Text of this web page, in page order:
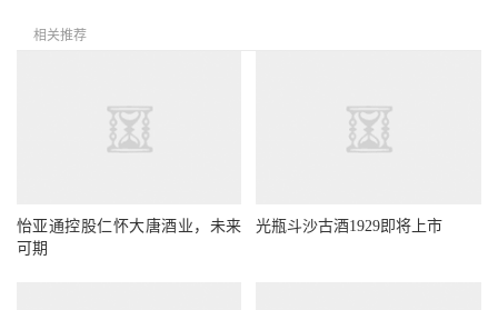
相关推荐
怡亚通控股仁怀大唐酒业，未来
可期
光瓶斗沙古酒1929即将上市